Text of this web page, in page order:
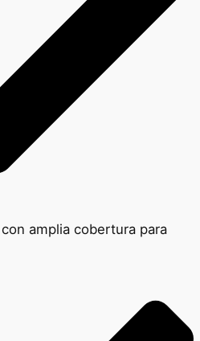
amplia cobertura para